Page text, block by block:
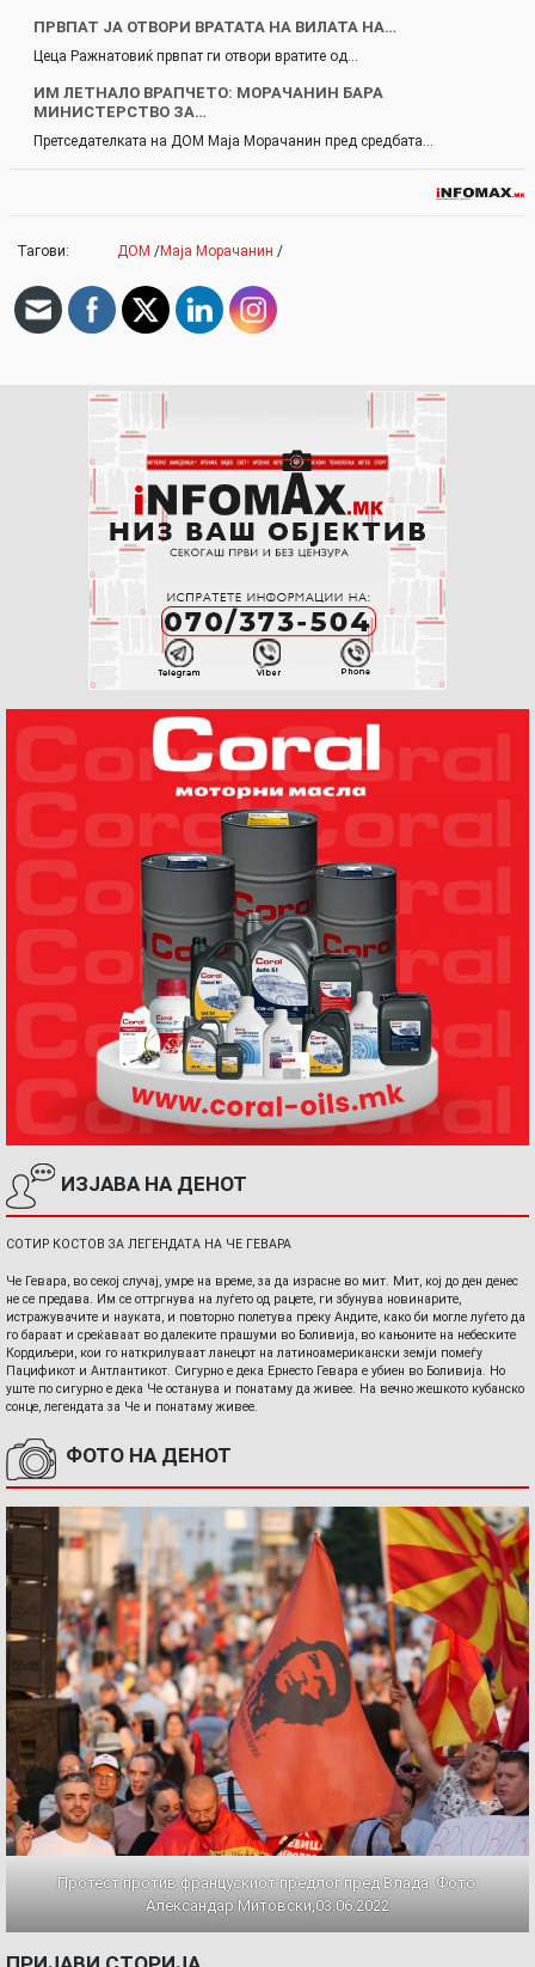
ПРВПАТ ЈА ОТВОРИ ВРАТАТА НА ВИЛАТА НА…
Цеца Ражнатовиќ првпат ги отвори вратите од…
ИМ ЛEТНAЛО ВРАПЧЕТО: МОРАЧАНИН БАРА
МИНИСТЕРСТВО ЗА…
Претседателката на ДОМ Маја Морачанин пред средбата…
Тагови: ДОМ /Маја Морачанин /
ИЗЈАВА НА ДЕНОТ
СОТИР КОСТОВ ЗА ЛЕГЕНДАТА НА ЧЕ ГЕВАРА
Че Гевара, во секој случај, умре на време, за да израсне во мит. Мит, кој до ден денес
не се предава. Им се оттргнува на луѓето од рацете, ги збунува новинарите,
истражувачите и науката, и повторно полетува преку Андите, како би могле луѓето да
го бараат и среќаваат во далеките прашуми во Боливија, во кањоните на небеските
Кордиљери, кои го наткрилуваат ланецот на латиноамерикански земји помеѓу
Пацификот и Антлантикот. Сигурно е дека Ернесто Гевара е убиен во Боливија. Но
уште по сигурно е дека Че останува и понатаму да живее. На вечно жешкото кубанско
сонце, легендата за Че и понатаму живее.
ФОТО НА ДЕНОТ
Протест против францускиот предлог пред Влада. Фото:
Александар Митовски,03.06.2022